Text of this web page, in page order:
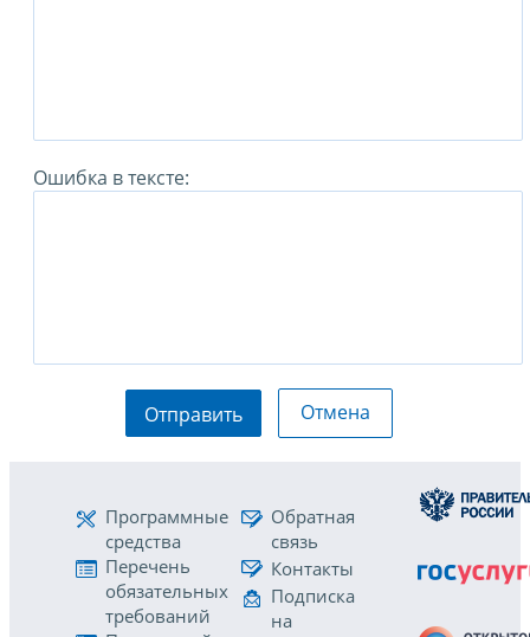
Ошибка в тексте:
Отправить Отмена
Программные
средства
Перечень
обязательных
требований
Обратная
связь
Контакты
Подписка
на